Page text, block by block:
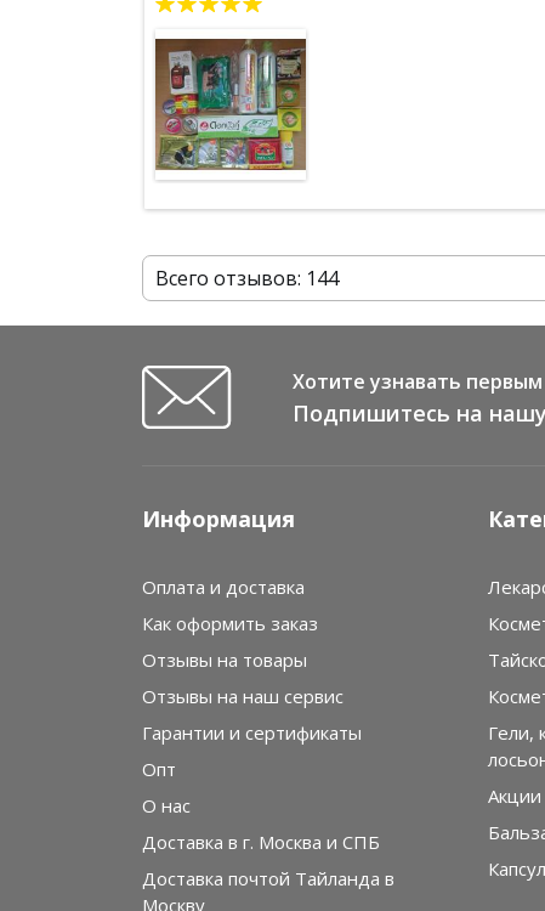
полюбила тайскую косметику. Раньше обожала
косметику из Кореи, но после того, как рубль
пал, больше не могу себе ее позволить. Долго
искала альтернативу на полках наших
- всегда чего то не хватало. Залезть на поиски
просторы интернета заставила проблема с
чувствительной кожей головы - многие
вызывают зуд и буквально ожог кожи, да еще
сильно пересушены, хотя я даже феном не
пользуюсь. Стала искать оздоравливающий
натуральный шампунь, в отзывах наткнулась
четвертую посылку. Подруг тоже подсадила.
Спасибо
Всего отзывов: 144
Хотите узнавать первым
Подпишитесь на
Информация
Оплата и доставка
Как оформить заказ
Отзывы на товары
Отзывы на наш сервис
Гарантии и сертификаты
Опт
О нас
Доставка в г. Москва и СПБ
Доставка почтой Тайланда в
Москву
Гели,
Акции